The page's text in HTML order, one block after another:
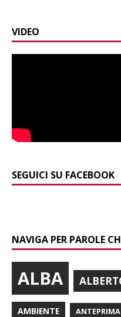
VIDEO
SEGUICI SU FACEBOOK
NAVIGA PER PAROLE
ALBA
AMBIENTE ANTEPRIMA